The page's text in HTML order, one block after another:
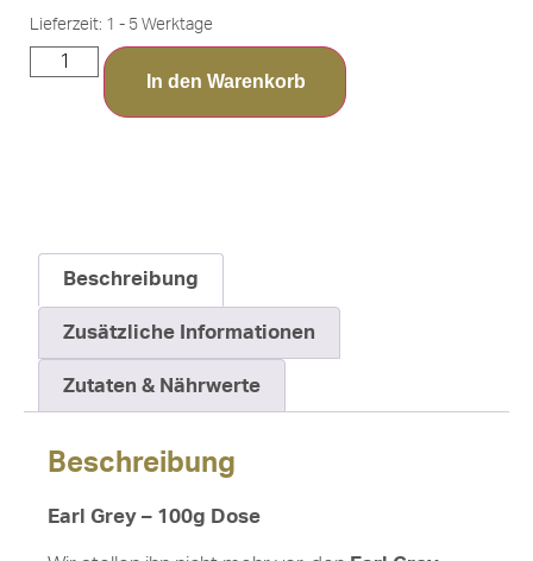
Lieferzeit: 1 - 5 Werktage
In den Warenkorb
Beschreibung
Zusätzliche Informationen
Zutaten & Nährwerte
Beschreibung
Earl Grey – 100g Dose